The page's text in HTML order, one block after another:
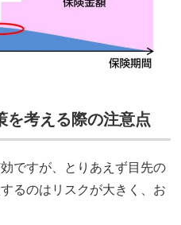
を考える際の注意点
ですが、とりあえず目先の
るのはリスクが大きく、お